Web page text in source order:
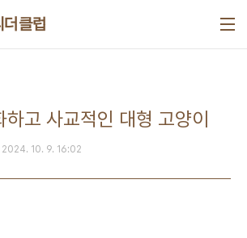
클럽
고 사교적인 대형 고양이
2024. 10. 9. 16:02